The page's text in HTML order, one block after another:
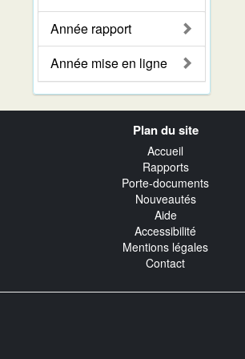
Année rapport
Année mise en ligne
Plan du site
Accueil
Rapports
Porte-documents
Nouveautés
Aide
Accessibilité
Mentions légales
Contact